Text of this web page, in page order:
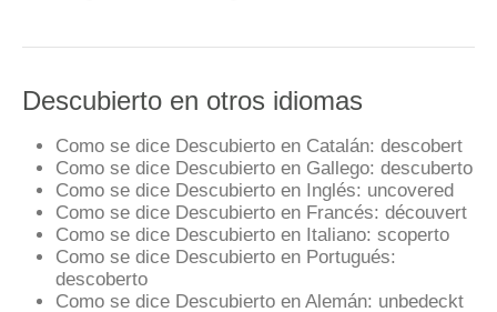
Descubierto en otros idiomas
Como se dice Descubierto en Catalán: descobert
Como se dice Descubierto en Gallego: descuberto
Como se dice Descubierto en Inglés: uncovered
Como se dice Descubierto en Francés: découvert
Como se dice Descubierto en Italiano: scoperto
Como se dice Descubierto en Portugués:
descoberto
Como se dice Descubierto en Alemán: unbedeckt